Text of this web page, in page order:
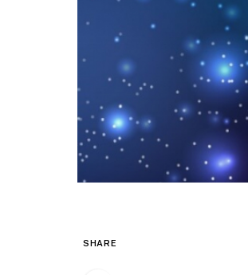
SHARE